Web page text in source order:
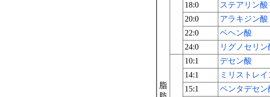
脂
18:0
ステアリン酸
20:0
アラキジン酸
22:0
ベヘン酸
24:0
リグノセリン
10:1 デセン酸
14:1
ミリストレイ
15:1
ペンタデセン